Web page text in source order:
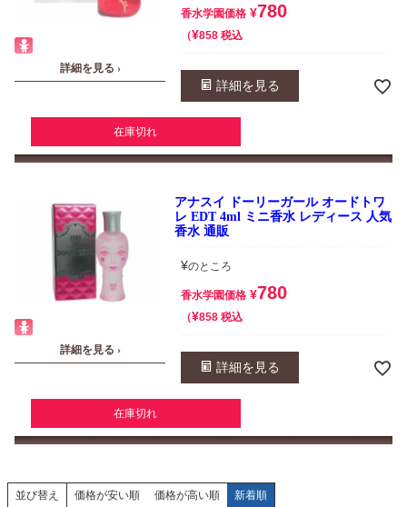
詳細を見る ›
香水学園価格 ¥780
¥858 税込
詳細を見る
在庫切れ
詳細を見る ›
アナスイ ドーリーガール オードトワ
レ EDT 4ml ミニ香水 レディース 人気
香水 通販
¥のところ
香水学園価格 ¥780
¥858 税込
詳細を見る
在庫切れ
並び替え 価格が安い順 価格が高い順 新着順